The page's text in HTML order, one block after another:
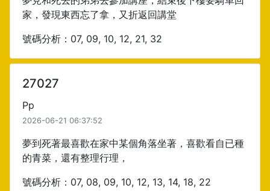
家，發現東西忘了拿，又折返回講堂
號碼分析：07, 09, 10, 12, 21, 32
27027
Pp
2026-06-21 06:37:52
夢到死著最喜歡在家中某個角落坐著，喜歡看自已種
的青菜，還有整理行理，
號碼分析：07, 08, 09, 10, 12, 13, 14, 18, 22